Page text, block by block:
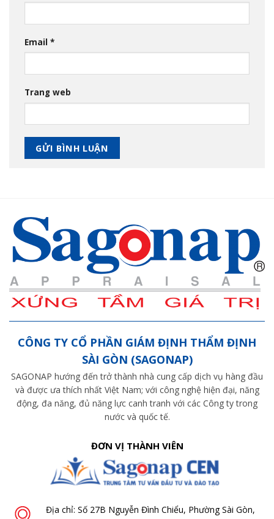
Email *
Trang web
CÔNG TY CỔ PHẦN GIÁM ĐỊNH THẨM ĐỊNH
SÀI GÒN (SAGONAP)
SAGONAP hướng đến trở thành nhà cung cấp dịch vụ hàng đầu
và được ưa thích nhất Việt Nam; với công nghệ hiện đại, năng
động, đa năng, đủ năng lực canh tranh với các Công ty trong
nước và quốc tế.
ĐƠN VỊ THÀNH VIÊN
Địa chỉ: Số 27B Nguyễn Đình Chiểu, Phường Sài Gòn,